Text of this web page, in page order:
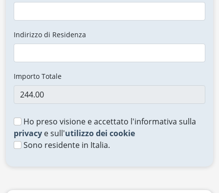
Indirizzo di Residenza
Importo Totale
Ho preso visione e accettato l'informativa sulla
privacy e sull'utilizzo dei cookie
Sono residente in Italia.